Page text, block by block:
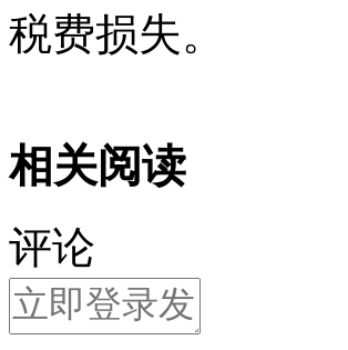
税费损失。
相关阅读
评论